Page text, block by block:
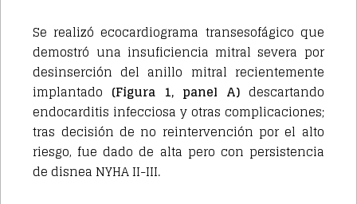
Se realizó ecocardiograma transesofágico que
demostró una insuficiencia mitral severa por
desinserción del anillo mitral recientemente
implantado (Figura 1, panel A)descartando
endocarditis infecciosa y otras complicaciones;
tras decisión de no reintervención por el alto
riesgo, fue dado de alta pero con persistencia
de disnea NYHA II-III.